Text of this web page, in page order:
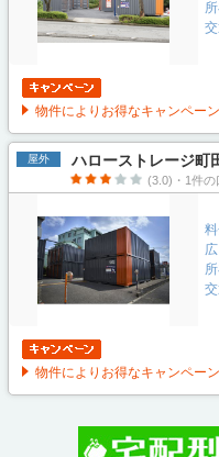
物件によりお得なキャンペー
屋外 ハローストレージ町
(3.0)・1件の
物件によりお得なキャンペー